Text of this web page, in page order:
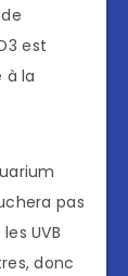
est
à la
pas
UVB
donc